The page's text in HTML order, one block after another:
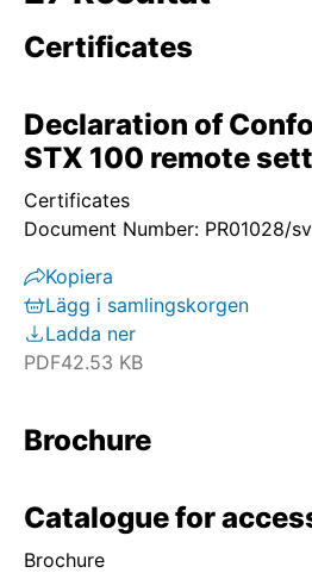
Certificates
Declaration of
STX 100 remote
Certificates
Document Number: PR01028/sv
Kopiera
Lägg i samlingskorgen
Ladda ner
PDF42.53 KB
Brochure
Catalogue for
Brochure